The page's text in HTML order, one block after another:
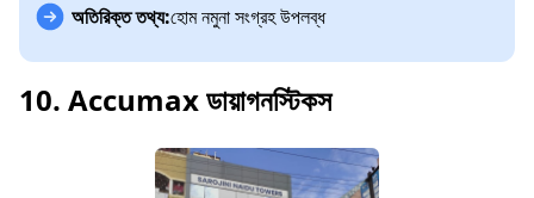
অতিরিক্ত তথ্য:হোম নমুনা সংগ্রহ উপলব্ধ
10. Accumax ডায়াগনস্টিকস